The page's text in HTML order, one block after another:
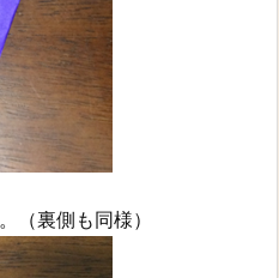
（裏側も同様）